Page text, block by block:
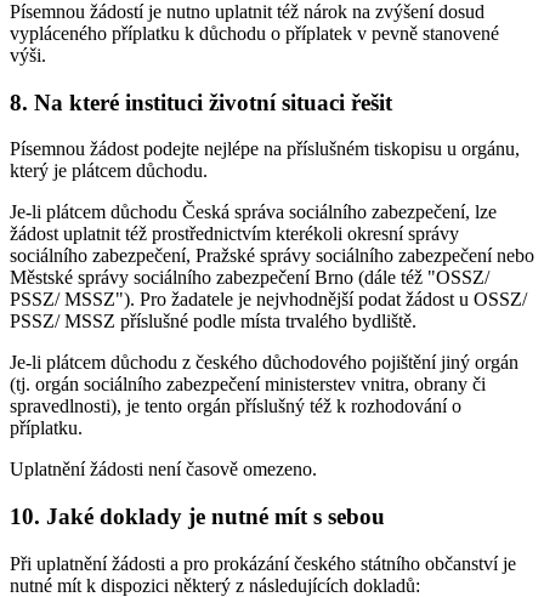
Písemnou žádostí je nutno uplatnit též nárok na zvýšení dosud
vypláceného příplatku k důchodu o příplatek v pevně stanovené
výši.
8. Na které instituci životní situaci řešit
Písemnou žádost podejte nejlépe na příslušném tiskopisu u orgánu,
který je plátcem důchodu.
Je-li plátcem důchodu Česká správa sociálního zabezpečení, lze
žádost uplatnit též prostřednictvím kterékoli okresní správy
sociálního zabezpečení, Pražské správy sociálního zabezpečení nebo
Městské správy sociálního zabezpečení Brno (dále též "OSSZ/
PSSZ/ MSSZ"). Pro žadatele je nejvhodnější podat žádost u OSSZ/
PSSZ/ MSSZ příslušné podle místa trvalého bydliště.
Je-li plátcem důchodu z českého důchodového pojištění jiný orgán
(tj. orgán sociálního zabezpečení ministerstev vnitra, obrany či
spravedlnosti), je tento orgán příslušný též k rozhodování o
příplatku.
Uplatnění žádosti není časově omezeno.
10. Jaké doklady je nutné mít s sebou
Při uplatnění žádosti a pro prokázání českého státního občanství je
nutné mít k dispozici některý z následujících dokladů: